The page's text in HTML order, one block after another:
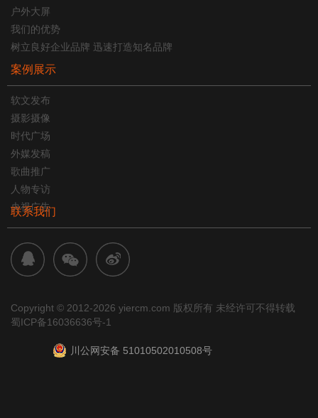
户外大屏
我们的优势
树立良好企业品牌 迅速打造知名品牌
案例展示
软文发布
摄影摄像
时代广场
外媒发稿
歌曲推广
人物专访
央视广告
联系我们
Copyright © 2012-2026 yiercm.com 版权所有 未经许可不得转载
蜀ICP备16036636号-1
川公网安备 51010502010508号